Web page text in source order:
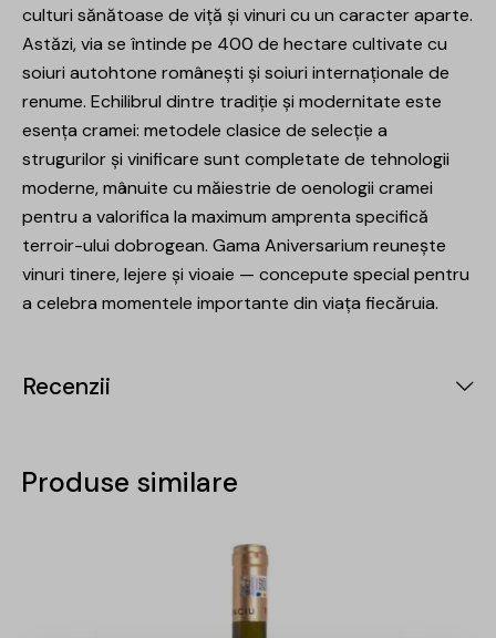
culturi sănătoase de viță și vinuri cu un caracter aparte.
Astăzi, via se întinde pe 400 de hectare cultivate cu
soiuri autohtone românești și soiuri internaționale de
renume. Echilibrul dintre tradiție și modernitate este
esența cramei: metodele clasice de selecție a
strugurilor și vinificare sunt completate de tehnologii
moderne, mânuite cu măiestrie de oenologii cramei
pentru a valorifica la maximum amprenta specifică
terroir-ului dobrogean. Gama Aniversarium reunește
vinuri tinere, lejere și vioaie — concepute special pentru
a celebra momentele importante din viața fiecăruia.
Recenzii
Produse similare